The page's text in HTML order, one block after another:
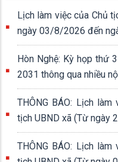
Lịch làm việc của Chủ
ngày 03/8/2026 đến
Hòn Nghệ: Kỳ họp thứ
2031 thông qua nhiều
THÔNG BÁO: Lịch
tịch UBND xã (Từ
THÔNG BÁO: Lịch